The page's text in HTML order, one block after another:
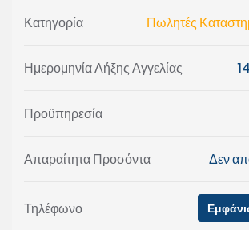
Κατηγορία Πωλητές
Ημερομηνία Λήξης Αγγελίας
Προϋπηρεσία
Απαραίτητα Προσόντα Δεν
Τηλέφωνο